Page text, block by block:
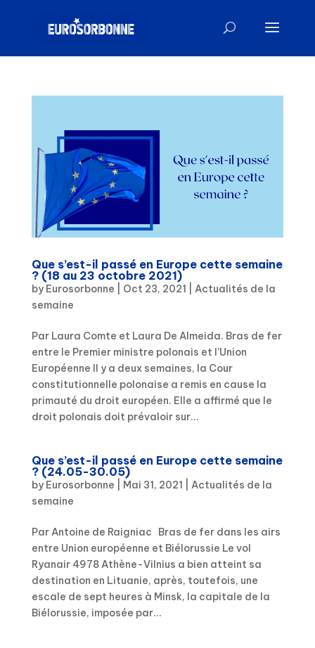
Que s’est-il passé en Europe cette semaine
? (18 au 23 octobre 2021)
by Eurosorbonne Oct 23, 2021
Actualités de la
semaine
Par Laura Comte et Laura De Almeida. Bras de fer
entre le Premier ministre polonais et l’Union
Européenne Il y a deux semaines, la Cour
constitutionnelle polonaise a remis en cause la
primauté du droit européen. Elle a affirmé que le
droit polonais doit prévaloir sur...
Que s’est-il passé en Europe cette semaine
? (24.05-30.05)
by Eurosorbonne Mai 31, 2021
Actualités de la
semaine
Par Antoine de Raigniac Bras de fer dans les airs
entre Union européenne et Biélorussie Le vol
Ryanair 4978 Athène-Vilnius a bien atteint sa
destination en Lituanie, après, toutefois, une
escale de sept heures à Minsk, la capitale de la
Biélorussie, imposée par...